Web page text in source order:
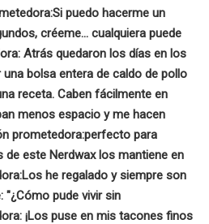
Si puedo hacerme un
créeme... cualquiera puede
Atrás quedaron los días en los
bolsa entera de caldo de pollo
receta. Caben fácilmente en
menos espacio y me hacen
prometedora:perfecto para
de este Nerdwax los mantiene en
Los he regalado y siempre son
"¿Cómo pude vivir sin
¡Los puse en mis tacones finos